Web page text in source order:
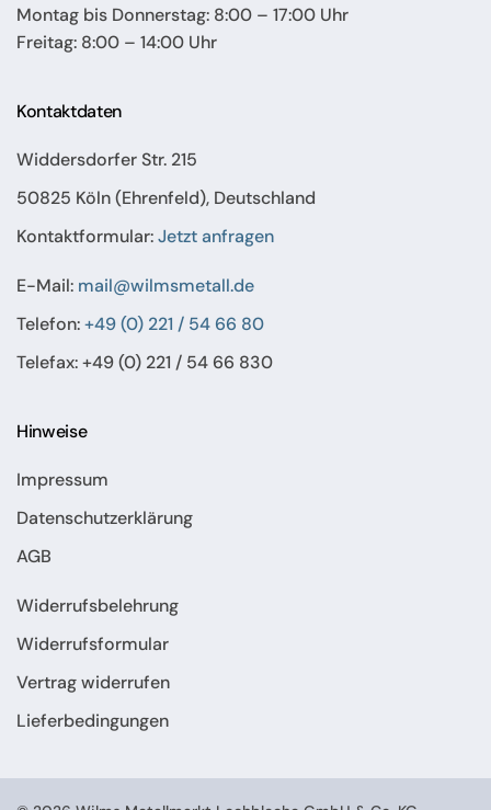
Montag bis Donnerstag: 8:00 – 17:00 Uhr
Freitag: 8:00 – 14:00 Uhr
Kontaktdaten
Widdersdorfer Str. 215
50825 Köln (Ehrenfeld), Deutschland
Kontaktformular:Jetzt anfragen
E-Mail: mail@wilmsmetall.de
Telefon:+49 (0) 221 / 54 66 80
Telefax: +49 (0) 221 / 54 66 830
Hinweise
Impressum
Datenschutzerklärung
AGB
Widerrufsbelehrung
Widerrufsformular
Vertrag widerrufen
Lieferbedingungen